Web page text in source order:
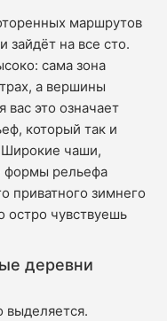
маршрутов
зайдёт на все сто.
сама зона
а вершины
это означает
который так и
Широкие чаши,
формы рельефа
приватного зимнего
остро чувствуешь
деревни
выделяется.